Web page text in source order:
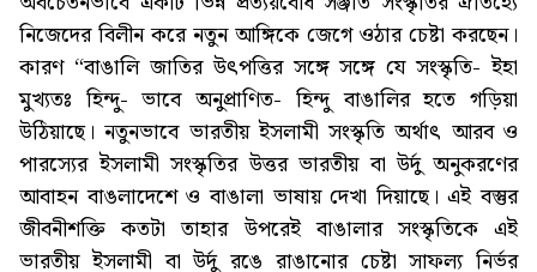
নিজেদের বিলীন করে নতুন আঙ্গিকে জেগে ওঠার চেষ্টা করছেন।
কারণ “বাঙালি জাতির উৎপত্তির সঙ্গে সঙ্গে যে সংস্কৃতি- ইহা
মুখ্যতঃ হিন্দু- ভাবে অনুপ্রাণিত- হিন্দু বাঙালির হতে গড়িয়া
উঠিয়াছে। নতুনভাবে ভারতীয় ইসলামী সংস্কৃতি অর্থাৎ আরব ও
পারস্যের ইসলামী সংস্কৃতির উত্তর ভারতীয় বা উর্দু অনুকরণের
আবাহন বাঙলাদেশে ও বাঙালা ভাষায় দেখা দিয়াছে। এই বস্তুর
জীবনীশক্তি কতটা তাহার উপরেই বাঙালার সংস্কৃতিকে এই
ভারতীয় ইসলামী বা উর্দু রঙে রাঙানোর চেষ্টা সাফল্য নির্ভর